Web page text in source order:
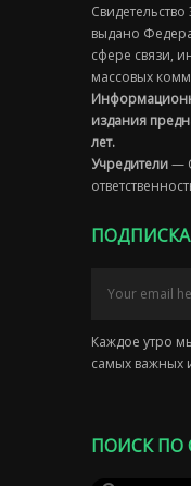
выдано
сфере связи,
массовых
издания
лет.
Учредители—
Каждое утро
самых важных
ПОИСК ПО